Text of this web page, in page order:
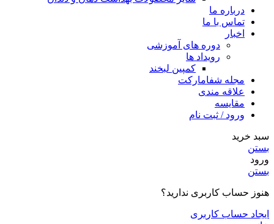
درباره ما
تماس با ما
اخبار
دوره های آموزشی
رویداد ها
کمپین لبخند
مجله شفامارکت
علاقه مندی
مقایسه
ورود / ثبت نام
سبد خرید
بستن
ورود
بستن
هنوز حساب کاربری ندارید؟
ایجاد حساب کاربری